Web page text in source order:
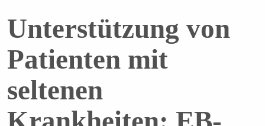
Unterstützung von
Patienten mit
seltenen